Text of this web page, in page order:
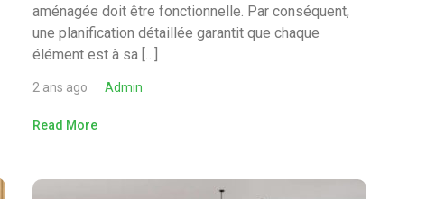
aménagée doit être fonctionnelle. Par conséquent,
une planification détaillée garantit que chaque
élément est à sa […]
2 ans ago Admin
Read More